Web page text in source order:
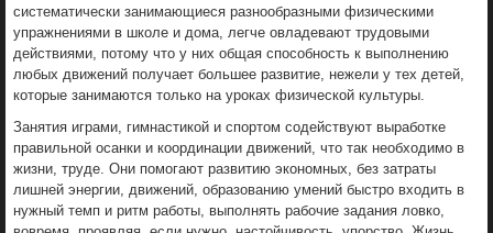
систематически занимающиеся разнообразными физическими
упражнениями в школе и дома, легче овладевают трудовыми
действиями, потому что у них общая способность к выполнению
любых движений получает большее развитие, нежели у тех детей,
которые занимаются только на уроках физической культуры.
Занятия играми, гимнастикой и спортом содействуют выработке
правильной осанки и координации движений, что так необходимо в
жизни, труде. Они помогают развитию экономных, без затраты
лишней энергии, движений, образованию умений быстро входить в
нужный темп и ритм работы, выполнять рабочие задания ловко,